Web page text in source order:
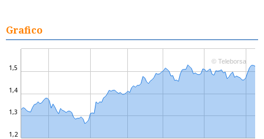
Grafico
1,2
1,3
1,4
1,5
© Teleborsa